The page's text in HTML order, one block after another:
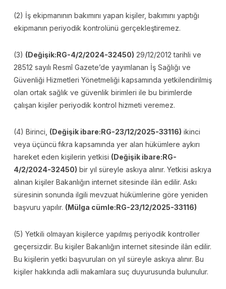
(2) İş ekipmanının bakımını yapan kişiler, bakımını yaptığı
ekipmanın periyodik kontrolünü gerçekleştiremez.
(3) (Değişik:RG-4/2/2024-32450) 29/12/2012 tarihli ve
28512 sayılı Resmî Gazete’de yayımlanan İş Sağlığı ve
Güvenliği Hizmetleri Yönetmeliği kapsamında yetkilendirilmiş
olan ortak sağlık ve güvenlik birimleri ile bu birimlerde
çalışan kişiler periyodik kontrol hizmeti veremez.
(4) Birinci, (Değişik ibare:RG-23/12/2025-33116) ikinci
veya üçüncü fıkra kapsamında yer alan hükümlere aykırı
hareket eden kişilerin yetkisi (Değişik ibare:RG-
4/2/2024-32450) bir yıl süreyle askıya alınır. Yetkisi askıya
alınan kişiler Bakanlığın internet sitesinde ilân edilir. Askı
süresinin sonunda ilgili mevzuat hükümlerine göre yeniden
başvuru yapılır. (Mülga cümle:RG-23/12/2025-33116)
(5) Yetkili olmayan kişilerce yapılmış periyodik kontroller
geçersizdir. Bu kişiler Bakanlığın internet sitesinde ilân edilir.
Bu kişilerin yetki başvuruları on yıl süreyle askıya alınır. Bu
kişiler hakkında adli makamlara suç duyurusunda bulunulur.